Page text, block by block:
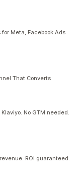
Meta, Facebook Ads
That Converts
No GTM needed.
ROI guaranteed.